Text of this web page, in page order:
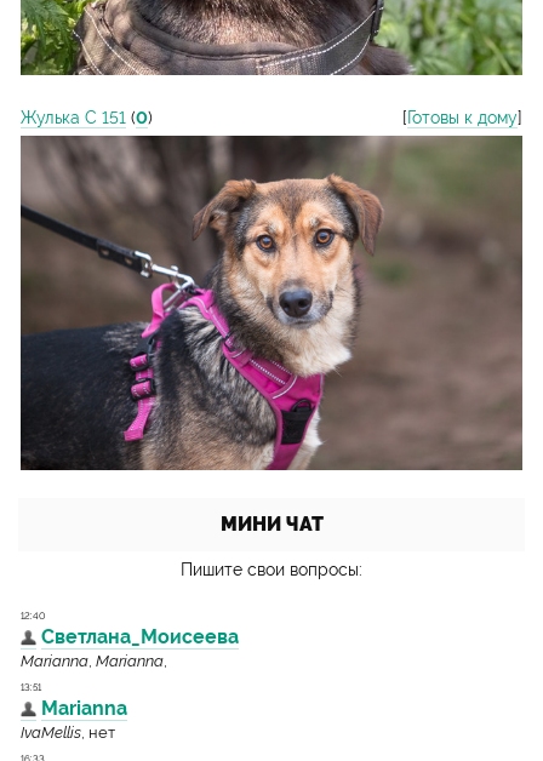
Жулька С 151 (0) [Готовы к дому]
МИНИ ЧАТ
Пишите свои вопросы: